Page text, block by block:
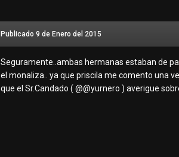
Publicado 9 de Enero del 2015
Seguramente..ambas hermanas estaban de
el monaliza.. ya que priscila me comento una
que el Sr.Candado ( @@yurnero ) averigue